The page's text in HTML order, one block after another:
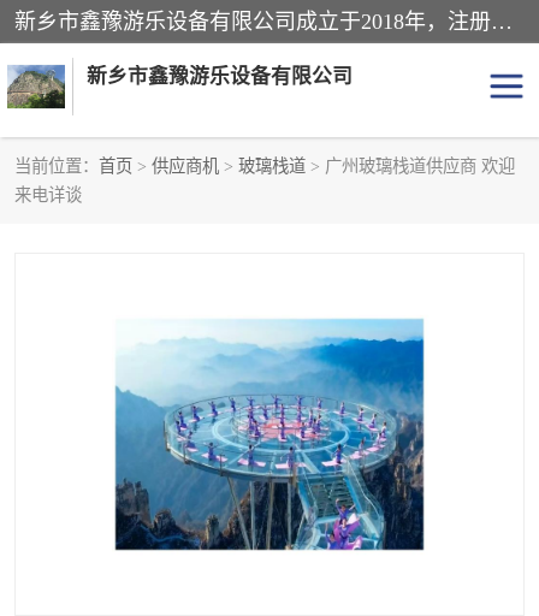
新乡市鑫豫游乐设备有限公司成立于2018年，注册地位于河南省。经营范围包括游乐设备、滑索、滑道、空中自行车、吊桥、拓展器材、攀岩器材、趣桥、悬崖秋千、网红桥、儿童乐园设备、水上乐园设备、丛林穿越设备、音乐呐喊设备、轨道滑车、栈道、玻璃滑道、观景平台、景观包装的设计、制造、销售、安装、维修，景区策划服务。
新乡市鑫豫游乐设备有限公司
当前位置： 首页 > 供应商机 > 玻璃栈道 > 广州玻璃栈道供应商 欢迎
来电详谈
游乐设备
水上乐园设备
攀岩器材
空中自行车
玻璃滑道